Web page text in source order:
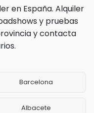
en España. Alquiler
y pruebas
y contacta
Barcelona
Albacete